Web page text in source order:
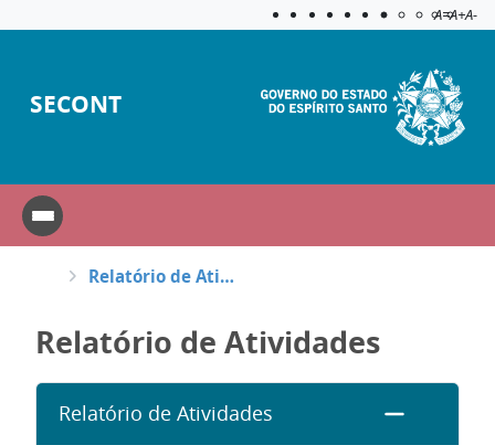
Aplicar
A=A+A-
SECONT
Relatório de Atividades
Relatório de Atividades
Relatório de Atividades